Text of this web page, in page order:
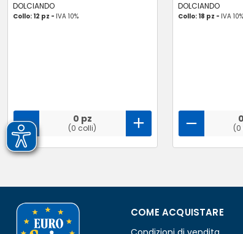
DOLCIANDO
Collo: 12 pz - IVA 10%
0 pz
(0 colli)
DOLCIANDO
Collo: 18 pz - IVA 10%
(0
COME ACQUISTARE